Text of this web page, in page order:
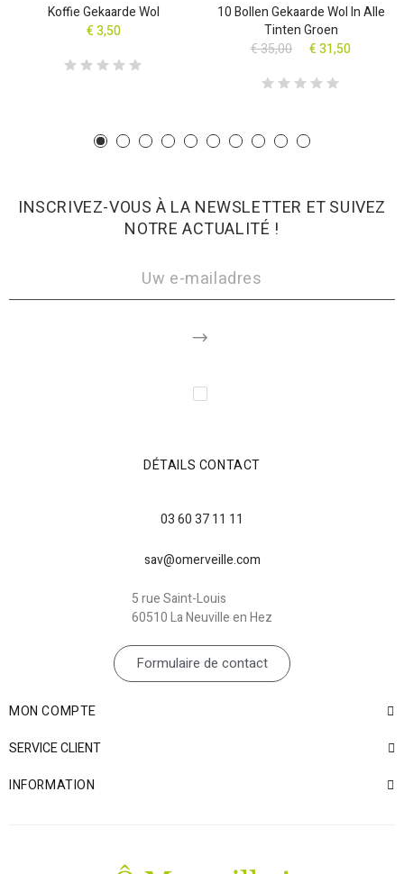
Koffie Gekaarde Wol
€ 3,50
10 Bollen Gekaarde Wol In Alle
Tinten Groen
€ 35,00
€ 31,50
INSCRIVEZ-VOUS À LA NEWSLETTER ET SUIVEZ
NOTRE ACTUALITÉ !
DÉTAILS CONTACT
03 60 37 11 11
sav@omerveille.com
5 rue Saint-Louis
60510 La Neuville en Hez
Formulaire de contact
MON COMPTE
SERVICE CLIENT
INFORMATION